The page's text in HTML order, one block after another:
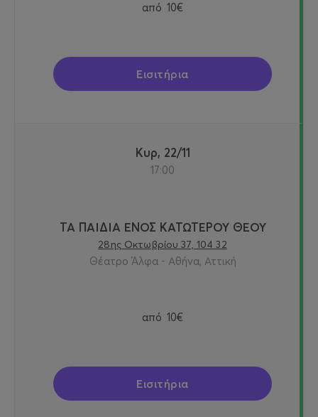
από 10€
Εισιτήρια
Κυρ, 22/11
17:00
ΤΑ ΠΑΙΔΙΑ ΕΝΟΣ ΚΑΤΩΤΕΡΟΥ ΘΕΟΥ
28ης Οκτωβρίου 37, 104 32
Θέατρο Άλφα - Αθήνα, Αττική
από 10€
Εισιτήρια